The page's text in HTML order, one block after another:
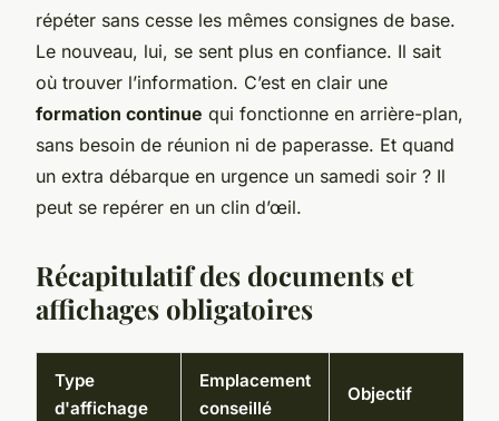
répéter sans cesse les mêmes consignes de base.
Le nouveau, lui, se sent plus en confiance. Il sait
où trouver l’information. C’est en clair une
formation continue qui fonctionne en arrière-plan,
sans besoin de réunion ni de paperasse. Et quand
un extra débarque en urgence un samedi soir ? Il
peut se repérer en un clin d’œil.
Récapitulatif des documents et
affichages obligatoires
Type
d'affichage
Emplacement
conseillé
Objectif